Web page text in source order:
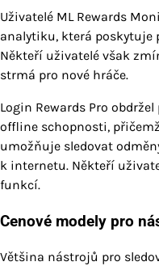
Uživatelé ML Rewards
analytiku, která poskytuje
Někteří uživatelé však
strmá pro nové hráče.
Login Rewards Pro
offline schopnosti,
umožňuje sledovat
k internetu. Někteří
funkcí.
Cenové modely pro
Většina nástrojů pro